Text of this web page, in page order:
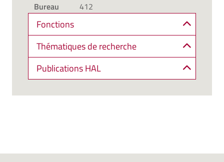
Bureau
412
Fonctions
Thématiques de recherche
Publications HAL